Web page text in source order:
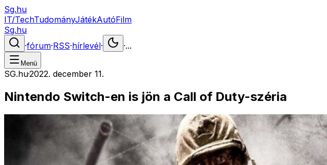
Sg.hu
IT/TechTudományJátékAutóFilm
Sg.hu
·fórum·RSS·hírlevél· ·...
Menü
SG.hu·2022. december 11.
Nintendo Switch-en is jön a Call of Duty-széria